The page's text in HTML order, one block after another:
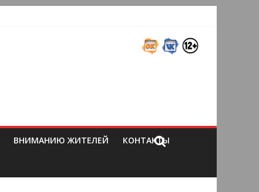
ВНИМАНИЮ ЖИТЕЛЕЙ КОНТАКТЫ